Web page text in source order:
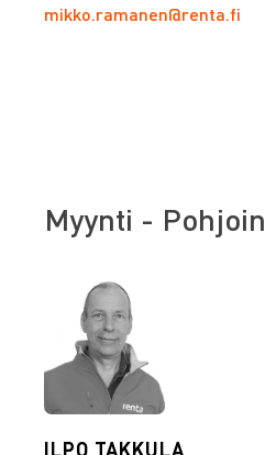
mikko.ramanen@renta.fi
Myynti -
ILPO TAKKULA